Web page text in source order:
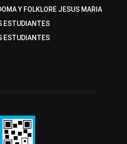
Y FOLKLORE JESUS MARIA
ESTUDIANTES
ESTUDIANTES